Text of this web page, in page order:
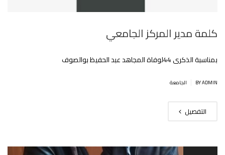
كلمة مدير المركز الجامعي
بمناسبة الذكرى 44لوفاة المجاهد عبد الحفيظ بوالصوف
BY ADMIN الجامعة
التفصيل